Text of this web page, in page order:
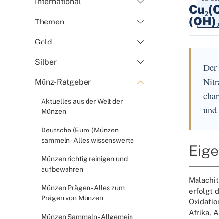
Themen
Gold
Silber
Münz-Ratgeber
Aktuelles aus der Welt der
Münzen
Deutsche (Euro-)Münzen
sammeln - Alles wissenswerte
Münzen richtig reinigen und
aufbewahren
Münzen Prägen - Alles zum
Prägen von Münzen
Münzen Sammeln - Allgemein
(OH)₂
Der
und
erfolgt
Afrika,